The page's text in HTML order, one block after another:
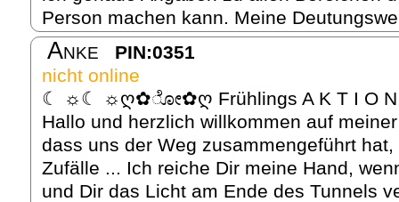
Person machen kann. Meine
Anke
PIN:0351
nicht online
☾ ☼☾ ☼ღ✿ೋ✿ღ Frühlings A K T I
Hallo und herzlich willkommen auf
dass uns der Weg zusammengeführt
Zufälle ... Ich reiche Dir meine Hand,
und Dir das Licht am Ende des Tunnels